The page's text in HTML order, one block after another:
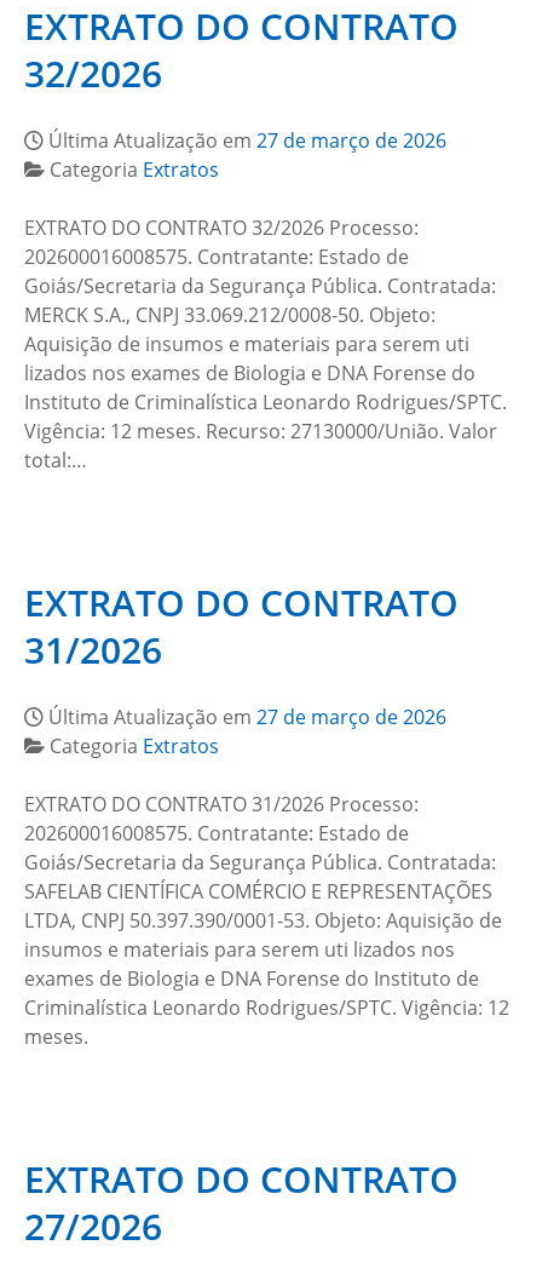
EXTRATO DO CONTRATO
32/2026
Última Atualização em 27 de março de 2026
Categoria Extratos
EXTRATO DO CONTRATO 32/2026 Processo:
202600016008575. Contratante: Estado de
Goiás/Secretaria da Segurança Pública. Contratada:
MERCK S.A., CNPJ 33.069.212/0008-50. Objeto:
Aquisição de insumos e materiais para serem uti
lizados nos exames de Biologia e DNA Forense do
Instituto de Criminalística Leonardo Rodrigues/SPTC.
Vigência: 12 meses. Recurso: 27130000/União. Valor
total:…
EXTRATO DO CONTRATO
31/2026
Última Atualização em 27 de março de 2026
Categoria Extratos
EXTRATO DO CONTRATO 31/2026 Processo:
202600016008575. Contratante: Estado de
Goiás/Secretaria da Segurança Pública. Contratada:
SAFELAB CIENTÍFICA COMÉRCIO E REPRESENTAÇÕES
LTDA, CNPJ 50.397.390/0001-53. Objeto: Aquisição de
insumos e materiais para serem uti lizados nos
exames de Biologia e DNA Forense do Instituto de
Criminalística Leonardo Rodrigues/SPTC. Vigência: 12
meses.
EXTRATO DO CONTRATO
27/2026